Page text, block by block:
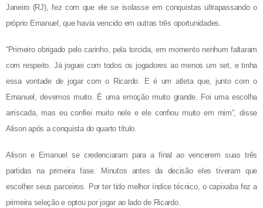
Janeiro (RJ), fez com que ele se isolasse em conquistas ultrapassando o
próprio Emanuel, que havia vencido em outras três oportunidades.
“Primeiro obrigado pelo carinho, pela torcida, em momento nenhum faltaram
com respeito. Já joguei com todos os jogadores ao menos um set, e tinha
essa vontade de jogar com o Ricardo. E é um atleta que, junto com o
Emanuel, devemos muito. É uma emoção muito grande. Foi uma escolha
arriscada, mas eu confiei muito nele e ele confiou muito em mim”, disse
Alison após a conquista do quarto título.
Alison e Emanuel se credenciaram para a final ao vencerem suas três
partidas na primeira fase. Minutos antes da decisão eles tiveram que
escolher seus parceiros. Por ter tido melhor índice técnico, o capixaba fez a
primeira seleção e optou por jogar ao lado de Ricardo.